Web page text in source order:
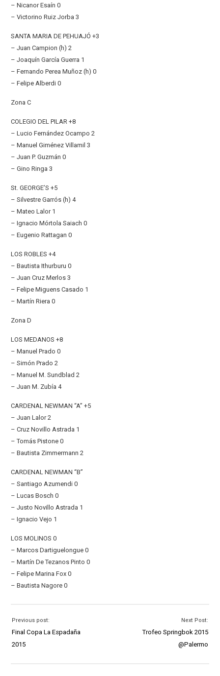
– Nicanor Esaín 0
– Victorino Ruiz Jorba 3
SANTA MARIA DE PEHUAJÓ +3
– Juan Campion (h) 2
– Joaquín García Guerra 1
– Fernando Perea Muñoz (h) 0
– Felipe Alberdi 0
Zona C
COLEGIO DEL PILAR +8
– Lucio Fernández Ocampo 2
– Manuel Giménez Villamil 3
– Juan P. Guzmán 0
– Gino Ringa 3
St. GEORGE’S +5
– Silvestre Garrós (h) 4
– Mateo Lalor 1
– Ignacio Mórtola Saiach 0
– Eugenio Rattagan 0
LOS ROBLES +4
– Bautista Ithurburu 0
– Juan Cruz Merlos 3
– Felipe Miguens Casado 1
– Martín Riera 0
Zona D
LOS MEDANOS +8
– Manuel Prado 0
– Simón Prado 2
– Manuel M. Sundblad 2
– Juan M. Zubía 4
CARDENAL NEWMAN “A” +5
– Juan Lalor 2
– Cruz Novillo Astrada 1
– Tomás Pistone 0
– Bautista Zimmermann 2
CARDENAL NEWMAN “B”
– Santiago Azumendi 0
– Lucas Bosch 0
– Justo Novillo Astrada 1
– Ignacio Vejo 1
LOS MOLINOS 0
– Marcos Dartiguelongue 0
– Martín De Tezanos Pinto 0
– Felipe Marina Fox 0
– Bautista Nagore 0
Previous post:
Final Copa La Espadaña
2015
Next Post:
Trofeo Springbok 2015
@Palermo